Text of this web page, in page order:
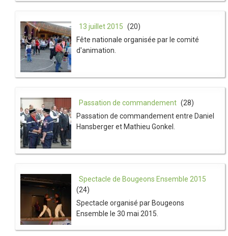
13 juillet 2015 (20)
Fête nationale organisée par le comité
d'animation.
Passation de commandement (28)
Passation de commandement entre Daniel
Hansberger et Mathieu Gonkel.
Spectacle de Bougeons Ensemble 2015
(24)
Spectacle organisé par Bougeons
Ensemble le 30 mai 2015.